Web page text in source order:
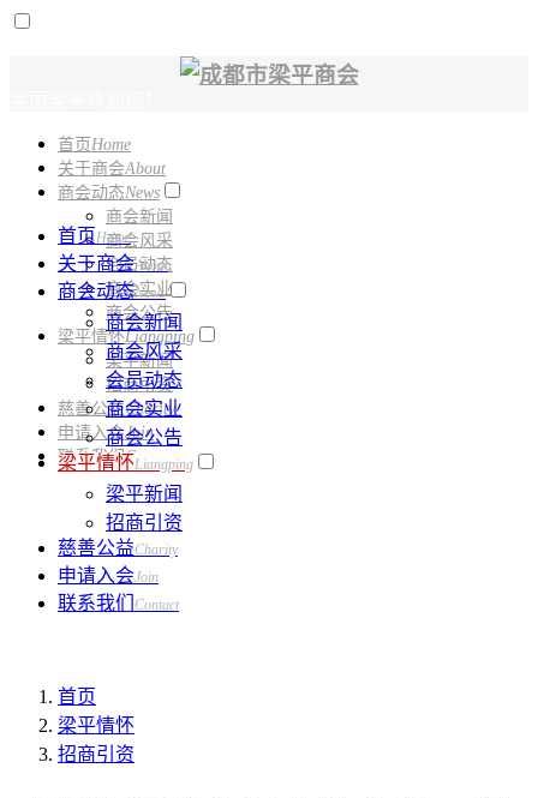
首页Home
关于商会About
商会动态News
商会新闻
商会风采
会员动态
商会实业
商会公告
梁平情怀Liangping
梁平新闻
招商引资
慈善公益Charity
申请入会Join
联系我们Contact
首页Home
关于商会About
商会动态News
商会新闻
商会风采
会员动态
商会实业
商会公告
梁平情怀Liangping
梁平新闻
招商引资
慈善公益Charity
申请入会Join
联系我们 Contact
首页
梁平情怀
招商引资